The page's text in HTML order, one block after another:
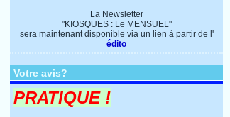
La Newsletter
"KIOSQUES : Le MENSUEL"
sera maintenant disponible via un lien à partir de l'
édito
Votre avis?
PRATIQUE !